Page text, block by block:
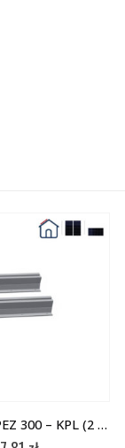
PROFIL TRAPEZ 300 – KPL (2 SZT)